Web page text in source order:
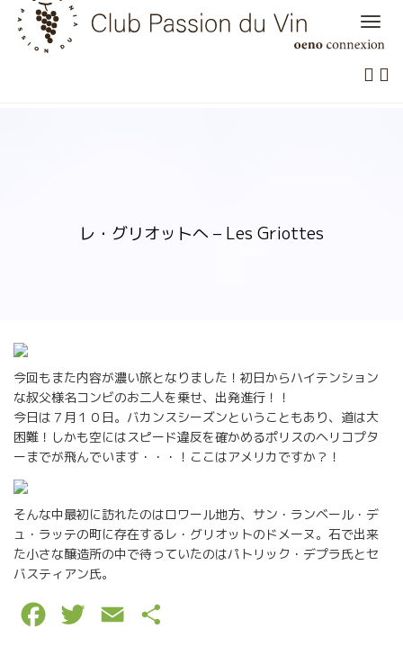
Skip
content
レ・グリオットへ – Les Griottes
今回もまた内容が濃い旅となりました！初日からハイテンション
な叔父様名コンビのお二人を乗せ、出発進行！！
今日は７月１０日。バカンスシーズンということもあり、道は大
困難！しかも空にはスピード違反を確かめるポリスのヘリコプタ
ーまでが飛んでいます・・・！ここはアメリカですか？！
そんな中最初に訪れたのはロワール地方、サン・ランベール・デ
ュ・ラッテの町に存在するレ・グリオットのドメーヌ。石で出来
た小さな醸造所の中で待っていたのはパトリック・デプラ氏とセ
バスティアン氏。